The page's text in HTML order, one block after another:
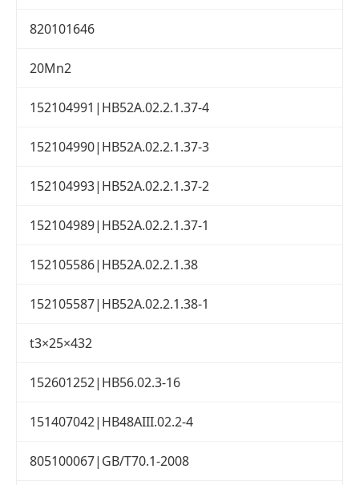
820101646
20Mn2
152104991|HB52A.02.2.1.37-4
152104990|HB52A.02.2.1.37-3
152104993|HB52A.02.2.1.37-2
152104989|HB52A.02.2.1.37-1
152105586|HB52A.02.2.1.38
152105587|HB52A.02.2.1.38-1
t3×25×432
152601252|HB56.02.3-16
151407042|HB48AIII.02.2-4
805100067|GB/T70.1-2008